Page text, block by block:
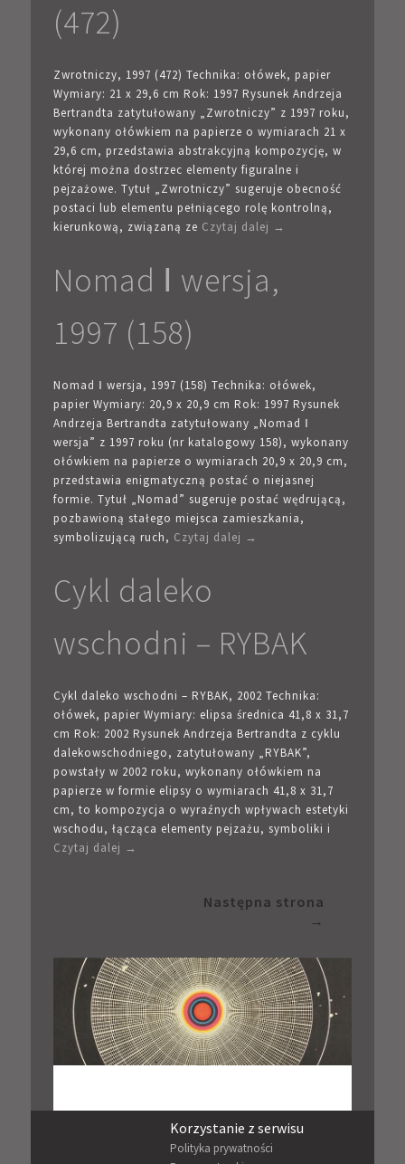
(472)
Zwrotniczy, 1997 (472) Technika: ołówek, papier
Wymiary: 21 x 29,6 cm Rok: 1997 Rysunek Andrzeja
Bertrandta zatytułowany „Zwrotniczy” z 1997 roku,
wykonany ołówkiem na papierze o wymiarach 21 x
29,6 cm, przedstawia abstrakcyjną kompozycję, w
której można dostrzec elementy figuralne i
pejzażowe. Tytuł „Zwrotniczy” sugeruje obecność
postaci lub elementu pełniącego rolę kontrolną,
kierunkową, związaną ze Czytaj dalej →
Nomad Ⅰ wersja,
1997 (158)
Nomad Ⅰ wersja, 1997 (158) Technika: ołówek,
papier Wymiary: 20,9 x 20,9 cm Rok: 1997 Rysunek
Andrzeja Bertrandta zatytułowany „Nomad Ⅰ
wersja” z 1997 roku (nr katalogowy 158), wykonany
ołówkiem na papierze o wymiarach 20,9 x 20,9 cm,
przedstawia enigmatyczną postać o niejasnej
formie. Tytuł „Nomad” sugeruje postać wędrującą,
pozbawioną stałego miejsca zamieszkania,
symbolizującą ruch, Czytaj dalej →
Cykl daleko
wschodni – RYBAK
Cykl daleko wschodni – RYBAK, 2002 Technika:
ołówek, papier Wymiary: elipsa średnica 41,8 x 31,7
cm Rok: 2002 Rysunek Andrzeja Bertrandta z cyklu
dalekowschodniego, zatytułowany „RYBAK”,
powstały w 2002 roku, wykonany ołówkiem na
papierze w formie elipsy o wymiarach 41,8 x 31,7
cm, to kompozycja o wyraźnych wpływach estetyki
wschodu, łącząca elementy pejzażu, symboliki i
Czytaj dalej →
Następna strona
→
Korzystanie z serwisu
Polityka prywatności